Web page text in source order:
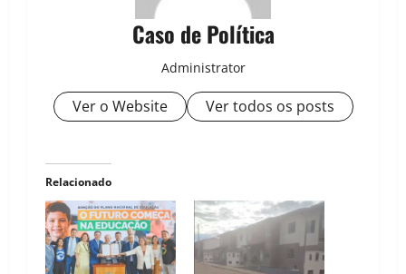
Caso de Política
Administrator
Ver o Website Ver todos os posts
Relacionado